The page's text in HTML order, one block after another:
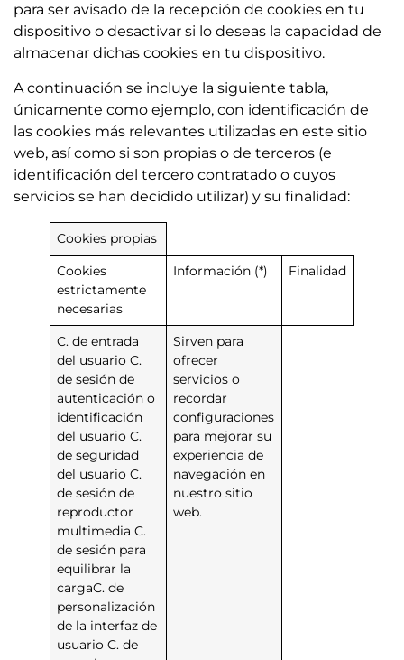
para ser avisado de la recepción de cookies en tu
dispositivo o desactivar si lo deseas la capacidad de
almacenar dichas cookies en tu dispositivo.
A continuación se incluye la siguiente tabla,
únicamente como ejemplo, con identificación de
las cookies más relevantes utilizadas en este sitio
web, así como si son propias o de terceros (e
identificación del tercero contratado o cuyos
servicios se han decidido utilizar) y su finalidad:
Cookies propias
Cookies
estrictamente
necesarias
Información (*) Finalidad
C. de entrada
del usuario C.
de sesión de
autenticación o
identificación
del usuario C.
de seguridad
del usuario C.
de sesión de
reproductor
multimedia C.
de sesión para
equilibrar la
cargaC. de
personalización
de la interfaz de
usuario C. de
Sirven para
ofrecer
servicios o
recordar
configuraciones
para mejorar su
experiencia de
navegación en
nuestro sitio
web.